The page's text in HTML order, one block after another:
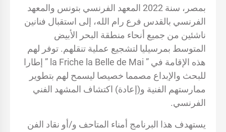
بمصر، سنة 2022 المعهد الفرنسي بتونس والمعهد
الفرنسي بالقدس فرع رام الله، إلى استقبال فنانين
ناشئين من جميع أنحاء منطقة البحر الأبيض
المتوسط ​​​​بمرسيليا لتشجيع عملية تنقلهم. توفر لهم
هذه الإقامة في ” la Friche la Belle de Mai ” إطارا
للبحث والإبداع مصمما خصيصا ليسمح لهم بتطوير
ممارستهم الفنية و(إعادة) اكتشاف المشهد الفني
الفرنسي.
يستهدف هذا البرنامج أمناء المتاحف و/أو نقاد الفن